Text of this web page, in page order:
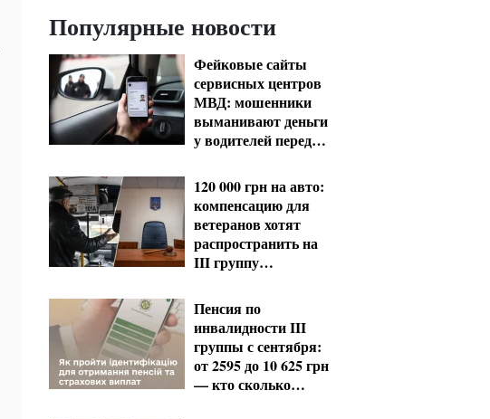
Популярные новости
Фейковые сайты
сервисных центров
МВД: мошенники
выманивают деньги
у водителей перед
120 000 грн на авто:
компенсацию для
ветеранов хотят
распространить на
III группу
Пенсия по
инвалидности III
группы с сентября:
от 2595 до 10 625 грн
— кто сколько